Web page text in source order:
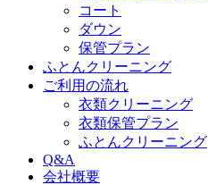
コート
ダウン
保管プラン
ふとんクリーニング
ご利用の流れ
衣類クリーニング
衣類保管プラン
ふとんクリーニング
Q&A
会社概要